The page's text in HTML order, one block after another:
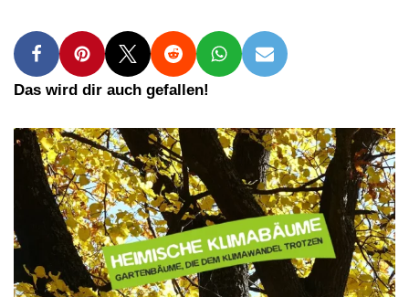
Das wird dir auch gefallen!